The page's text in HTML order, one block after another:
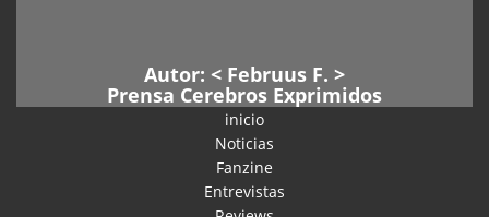
Autor: < Februus F. >
Prensa Cerebros Exprimidos
inicio
Noticias
Fanzine
Entrevistas